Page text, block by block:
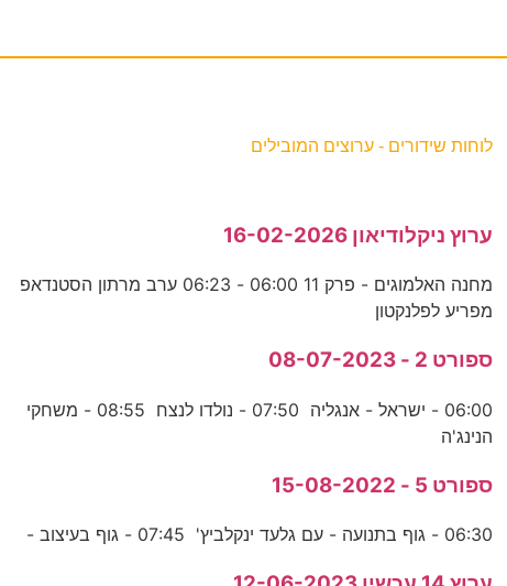
לוחות שידורים - ערוצים המובילים
ערוץ ניקלודיאון 16-02-2026
מחנה האלמוגים - פרק 11 06:00 - 06:23 ערב מרתון הסטנדאפ
מפריע לפלנקטון
ספורט 2 - 08-07-2023
06:00 - ישראל - אנגליה 07:50 - נולדו לנצח 08:55 - משחקי
הנינג'ה
ספורט 5 - 15-08-2022
06:30 - גוף בתנועה - עם גלעד ינקלביץ' 07:45 - גוף בעיצוב -